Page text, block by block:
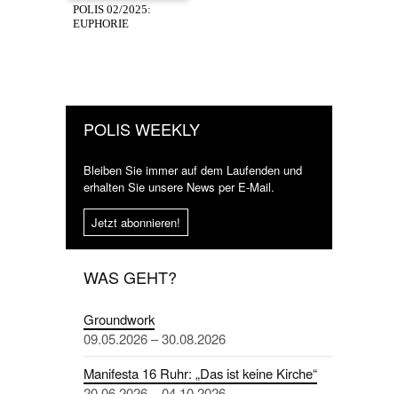
POLIS 02/2025:
EUPHORIE
POLIS WEEKLY
Bleiben Sie immer auf dem Laufenden und
erhalten Sie unsere News per E-Mail.
Jetzt abonnieren!
WAS GEHT?
Groundwork
09.05.2026 – 30.08.2026
Manifesta 16 Ruhr: „Das ist keine Kirche“